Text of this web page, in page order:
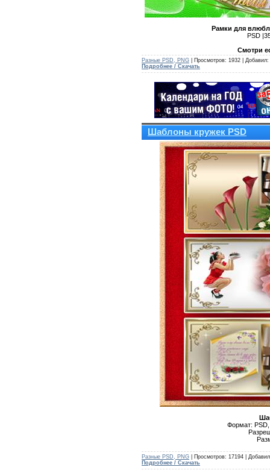
Рамки для
PSD
Cмотри
Разные PSD, PNG | Просмотров: 1932 | Добавил:
Подробнее / Скачать
Шаблоны кружек PSD
Формат: PSD,
Разные PSD, PNG | Просмотров: 17194 |
Подробнее / Скачать